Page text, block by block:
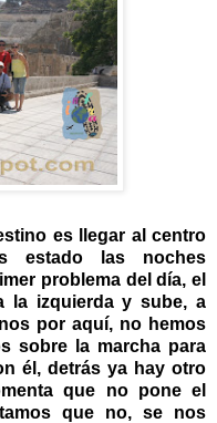
es llegar al centro
estado las noches
problema del día, el
la izquierda y sube, a
por aquí, no hemos
sobre la marcha para
él, detrás ya hay otro
que no pone el
que no, se nos